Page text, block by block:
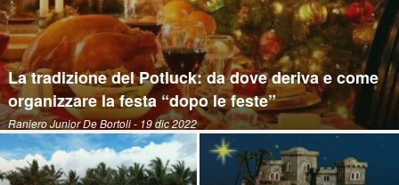
La tradizione del Potluck: da dove deriva e come
organizzare la festa “dopo le feste”
Raniero Junior De Bortoli- 19 dic 2022